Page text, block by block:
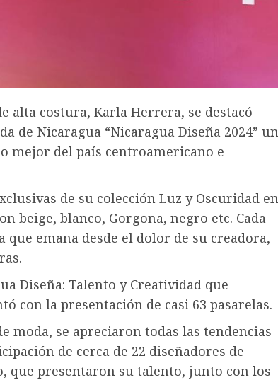
alta costura, Karla Herrera, se destacó
de Nicaragua “Nicaragua Diseña 2024” un
mejor del país centroamericano e
de su colección Luz y Oscuridad en
beige, blanco, Gorgona, negro etc. Cada
emana desde el dolor de su creadora,
Diseña: Talento y Creatividad que
con la presentación de casi 63 pasarelas.
moda, se apreciaron todas las tendencias
de cerca de 22 diseñadores de
que presentaron su talento, junto con los